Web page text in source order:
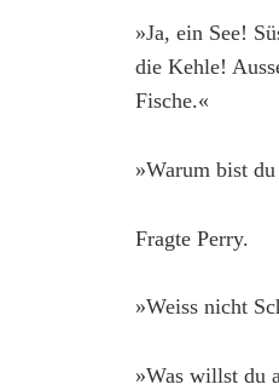
»Ja, ein See!
die Kehle!
Fische.«
»Warum bist
Fragte Perry.
»Weiss nicht
»Was willst du